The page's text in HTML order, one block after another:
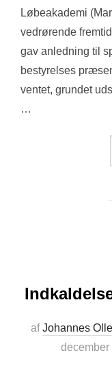
Løbeakademi
vedrørende
gav anledning til
bestyrelses
ventet, grundet
…
afJohannes
december